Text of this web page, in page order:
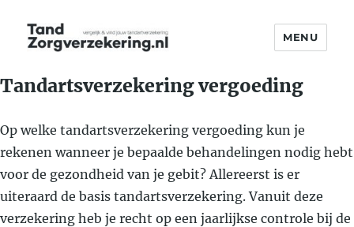
TandZorgverzekering.nl
MENU
Tandartsverzekering vergoeding
Op welke tandartsverzekering vergoeding kun je
rekenen wanneer je bepaalde behandelingen nodig hebt
voor de gezondheid van je gebit? Allereerst is er
uiteraard de basis tandartsverzekering. Vanuit deze
verzekering heb je recht op een jaarlijkse controle bij de